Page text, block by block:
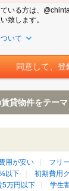
いる方は、
致します。
いて
貸物件をテー
用が安い フリ
以下
初期費用
5万円以下 学生